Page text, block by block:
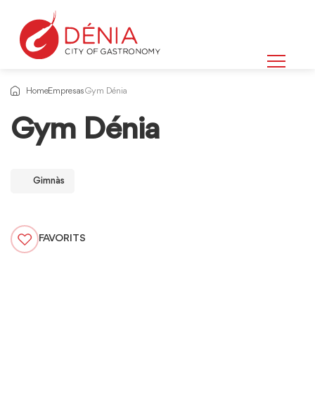
HomeEmpresasGym Dénia
Gym Dénia
Gimnàs
FAVORITS